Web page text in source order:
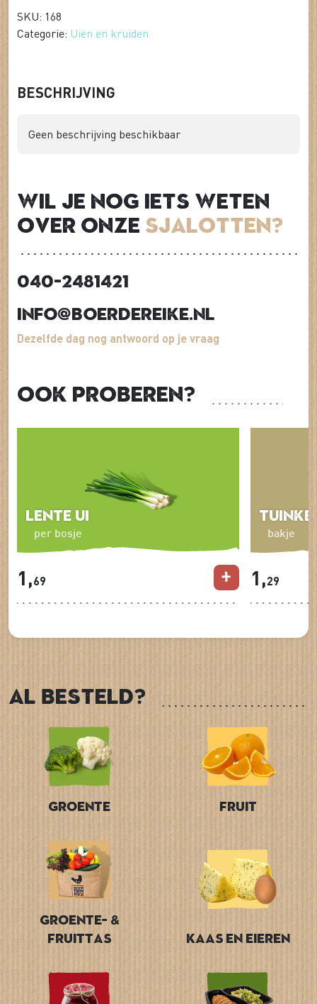
SKU: 168
Categorie: Uien en kruiden
BESCHRIJVING
Geen beschrijving beschikbaar
Wil je nog iets weten
over onze Sjalotten?
040-2481421
info@boerdereike.nl
Dezelfde dag nog antwoord op je vraag
Ook proberen?
per bosje
Lente ui
1,69
bakje
1,29
Al besteld?
Groente Fruit
Groente- &
Fruittas
Kaas en Eieren